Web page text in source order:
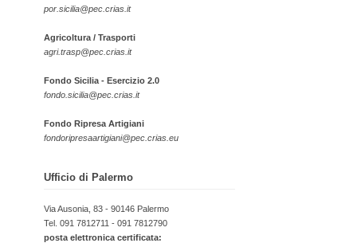
por.sicilia@pec.crias.it
Agricoltura / Trasporti
agri.trasp@pec.crias.it
Fondo Sicilia - Esercizio 2.0
fondo.sicilia@pec.crias.it
Fondo Ripresa Artigiani
fondoripresaartigiani@pec.crias.eu
Ufficio di Palermo
Via Ausonia, 83 - 90146 Palermo
Tel. 091 7812711 - 091 7812790
posta elettronica certificata: